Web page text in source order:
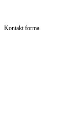
Kontakt forma